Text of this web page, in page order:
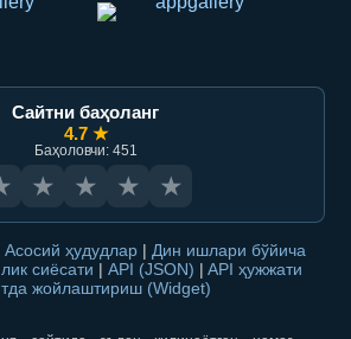
Сайтни баҳоланг
4.7 ★
Баҳоловчи: 451
★ ★ ★ ★
Асосий ҳудудлар | Дин ишлари бўйича
сиёсати | API (JSON) | API ҳужжати
жойлаштириш (Widget)